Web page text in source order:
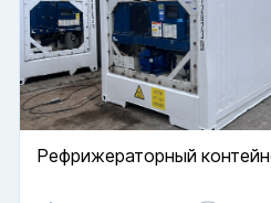
Рефрижераторный